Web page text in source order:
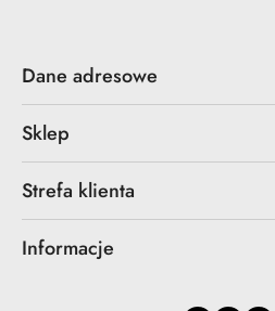
Dane adresowe
Sklep
Strefa klienta
Informacje